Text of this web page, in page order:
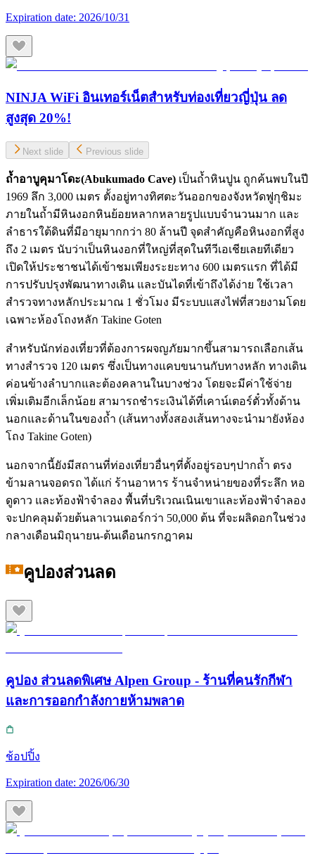
Expiration date: 2026/10/31
NINJA WiFi อินเทอร์เน็ตสำหรับท่องเที่ยวญี่ปุ่น ลด
สูงสุด 20%!
Next slide Previous slide
ถ้ำอาบูคุมาโดะ(Abukumado Cave) เป็นถ้ำหินปูน ถูกค้นพบในปี
1969 ลึก 3,000 เมตร ตั้งอยู่ทางทิศตะวันออกของจังหวัดฟูกุชิมะ
ภายในถ้ำมีหินงอกหินย้อยหลากหลายรูปแบบจำนวนมาก และ
ลำธารใต้ดินที่มีอายุมากกว่า 80 ล้านปี จุดสำคัญคือหินงอกที่สูง
ถึง 2 เมตร นับว่าเป็นหินงอกที่ใหญ่ที่สุดในทีวีเอเชียเลยทีเดียว
เปิดให้ประชาชนได้เข้าชมเพียงระยะทาง 600 เมตรแรก ที่ได้มี
การปรับปรุงพัฒนาทางเดิน และบันไดที่เข้าถึงได้ง่าย ใช้เวลา
สำรวจทางหลักประมาณ 1 ชั่วโมง มีระบบแสงไฟที่สวยงามโดย
เฉพาะห้องโถงหลัก Takine Goten
สำหรับนักท่องเที่ยวที่ต้องการผจญภัยมากขึ้นสามารถเลือกเส้น
ทางสำรวจ 120 เมตร ซึ่งเป็นทางแคบขนานกับทางหลัก ทางเดิน
ค่อนข้างลำบากและต้องคลานในบางช่วง โดยจะมีค่าใช้จ่าย
เพิ่มเติมอีกเล็กน้อย สามารถชำระเงินได้ที่เคาน์เตอร์ตั๋วทั้งด้าน
นอกและด้านในของถ้ำ (เส้นทางทั้งสองเส้นทางจะนำมายังห้อง
โถง Takine Goten)
นอกจากนี้ยังมีสถานที่ท่องเที่ยวอื่นๆที่ตั้งอยู่รอบๆปากถ้ำ ตรง
ข้ามลานจอดรถ ได้แก่ ร้านอาหาร ร้านจำหน่ายของที่ระลึก หอ
ดูดาว และท้องฟ้าจำลอง พื้นที่บริเวณเนินเขาและท้องฟ้าจำลอง
จะปกคลุมด้วยต้นลาเวนเดอร์กว่า 50,000 ต้น ที่จะผลิดอกในช่วง
กลางเดือนมิถุนายน-ต้นเดือนกรกฎาคม
คูปองส่วนลด
คูปอง ส่วนลดพิเศษ Alpen Group - ร้านที่คนรักกีฬา
และการออกกำลังกายห้ามพลาด
ช้อปปิ้ง
Expiration date: 2026/06/30